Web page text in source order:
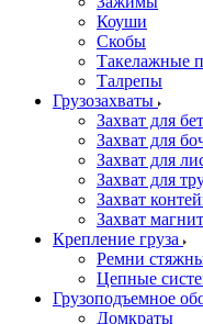
Коуши
Скобы
Такелажные
Талрепы
Грузозахваты
Захват для
Захват для
Захват для
Захват для
Захват
Захват
Крепление груза
Ремни
Цепные
Грузоподъемное
Домкраты